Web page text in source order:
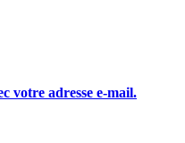
votre adresse e-mail.